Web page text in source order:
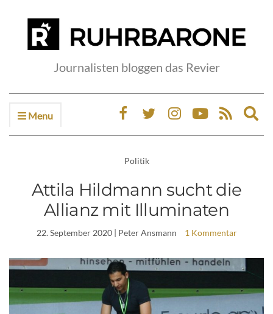
Journalisten bloggen das Revier
Menu
Politik
Attila Hildmann sucht die
Allianz mit Illuminaten
22. September 2020| Peter Ansmann 1 Kommentar